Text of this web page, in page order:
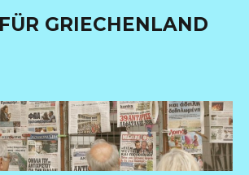
GRIECHENLAND